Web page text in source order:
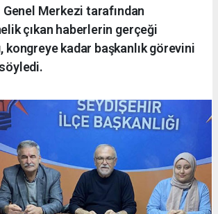
Genel Merkezi tarafından
çıkan haberlerin gerçeği
kongreye kadar başkanlık görevini